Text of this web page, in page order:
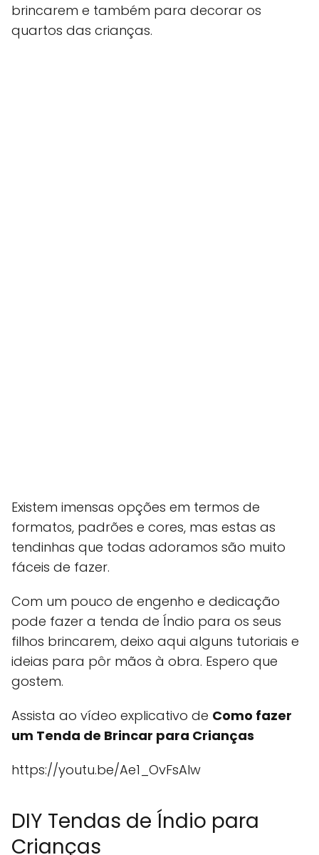
brincarem e também para decorar os
quartos das crianças.
Existem imensas opções em termos de
formatos, padrões e cores, mas estas as
tendinhas que todas adoramos são muito
fáceis de fazer.
Com um pouco de engenho e dedicação
pode fazer a tenda de Índio para os seus
filhos brincarem, deixo aqui alguns tutoriais e
ideias para pôr mãos à obra. Espero que
gostem.
Assista ao vídeo explicativo de Como fazer
um Tenda de Brincar para Crianças
https://youtu.be/Ae1_OvFsAlw
DIY Tendas de Índio para
Crianças